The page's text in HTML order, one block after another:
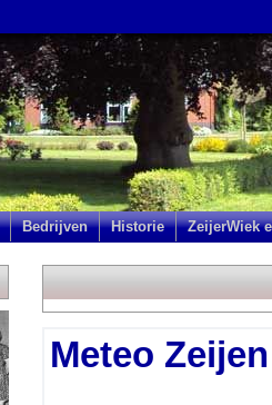
Bedrijven Historie ZeijerWiek
Meteo